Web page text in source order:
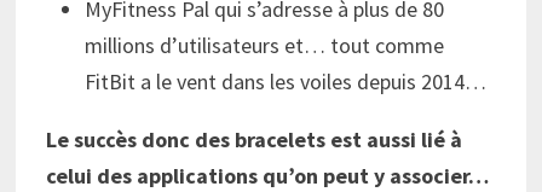
MyFitness Pal qui s’adresse à plus de 80
millions d’utilisateurs et… tout comme
FitBit a le vent dans les voiles depuis 2014…
Le succès donc des bracelets est aussi lié à
celui des applications qu’on peut y associer…